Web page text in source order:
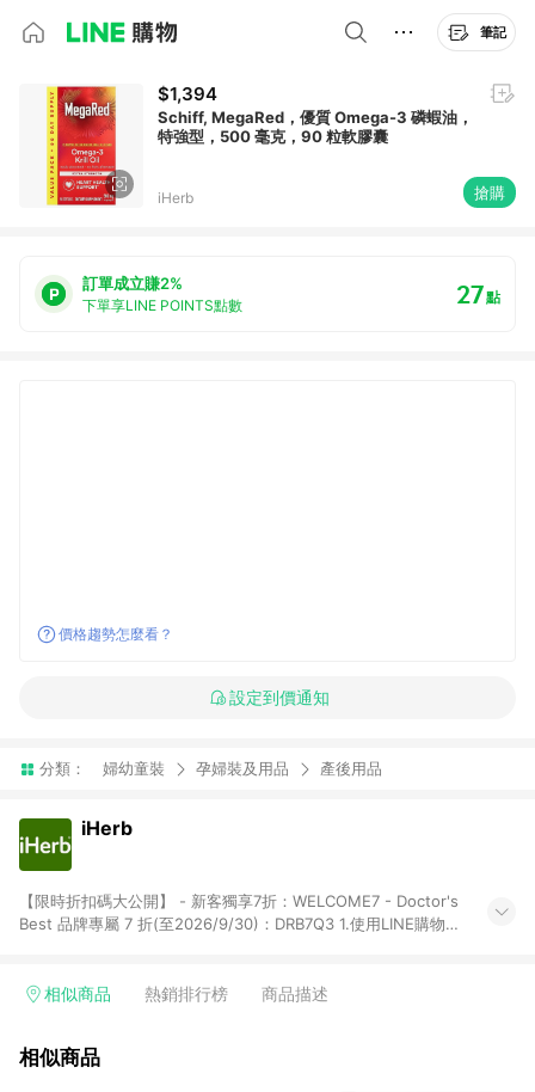
筆記
$1,394
Schiff, MegaRed，優質 Omega-3 磷蝦油，
特強型，500 毫克，90 粒軟膠囊
iHerb 搶購
訂單成立賺2%
下單享LINE POINTS點數 27點
價格趨勢怎麼看？
設定到價通知
分類： 婦幼童裝 孕婦裝及用品 產後用品
iHerb
【限時折扣碼大公開】 - 新客獨享7折：WELCOME7 - Doctor's
Best 品牌專屬 7 折(至2026/9/30)：DRB7Q3 1.使用LINE購物下
物頁面上提供的折扣碼，則不符合LINE POINTS 回饋資格（官方
碼或獎勵代碼 （會獲得獎勵金） 、英文數字亂數組合，如
相似商品 熱銷排行榜 商品描述
相似商品